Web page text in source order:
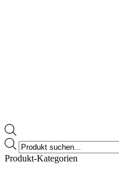
Products
search
Produkt-Kategorien